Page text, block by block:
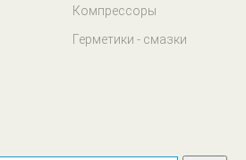
Компрессоры
Герметики - смазки